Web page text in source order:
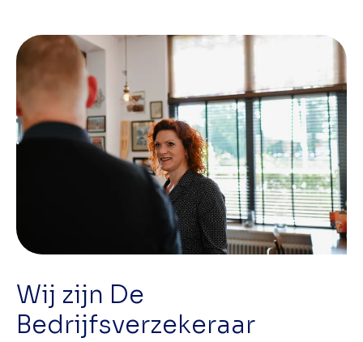
Wij zijn De
Bedrijfsverzekeraar